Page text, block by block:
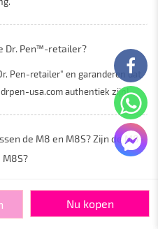
Dr. Pen™-retailer?
Pen-retailer" en garanderen dat
usa.com authentiek zijn!
de M8 en M8S? Zijn de M8-
Standaard
en aan/uit-knoppen. Heeft
Nu kopen